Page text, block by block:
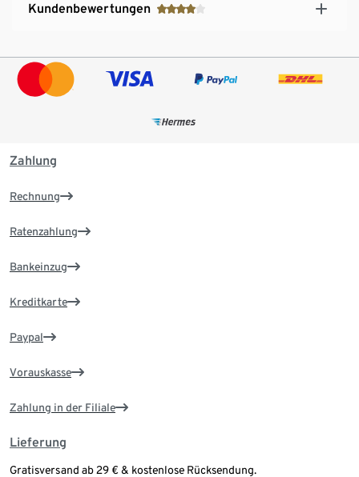
Kundenbewertungen
Zahlung
Rechnung
Ratenzahlung
Bankeinzug
Kreditkarte
Paypal
Vorauskasse
Zahlung in der Filiale
Lieferung
Gratisversand ab 29 € & kostenlose Rücksendung.